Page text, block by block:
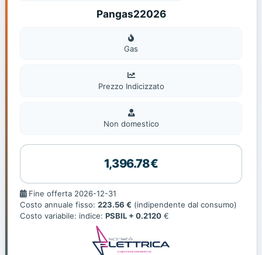
Pangas22026
Gas
Gas
Prezzo Indicizzato
Non
domestic
Non domestico
1,396.78€
Fine
offerta
Fine offerta 2026-12-31
Costo annuale fisso: 223.56 € (indipendente dal consumo)
Costo variabile: indice: PSBIL + 0.2120 €